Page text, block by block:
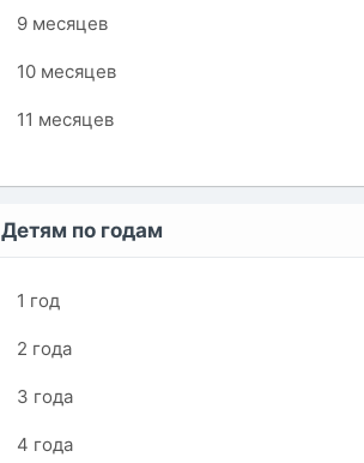
9 месяцев
10 месяцев
11 месяцев
Детям по годам
1 год
2 года
3 года
4 года